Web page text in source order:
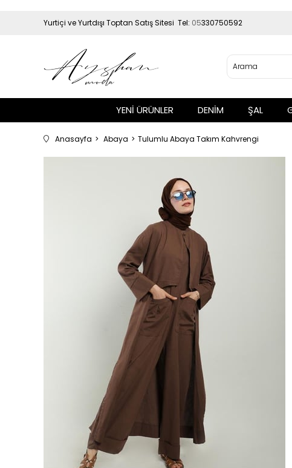
Yurtiçi ve Yurtdışı Toptan Satış Sitesi Tel: 05330750592
YENİ ÜRÜNLER DENİM ŞAL
Anasayfa Abaya Tulumlu Abaya Takım Kahvrengi